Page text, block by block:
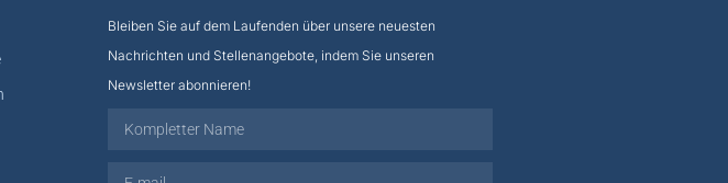
Bleiben Sie auf dem Laufenden über unsere neuesten
Nachrichten und Stellenangebote, indem Sie unseren
Newsletter abonnieren!